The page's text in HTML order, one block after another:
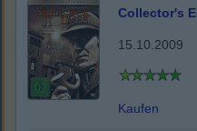
Collector's
15.10.2009
Kaufen